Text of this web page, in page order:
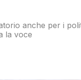
anche per i
la voce